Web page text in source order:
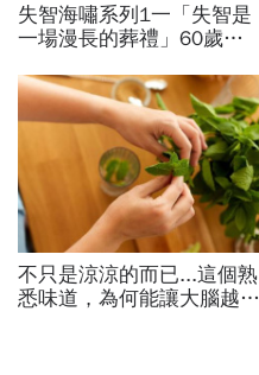
失智海嘯系列1一「失智是
一場漫長的葬禮」60歲退
補家庭關係的最後拼圖
不只是涼涼的而已...這個熟
悉味道，為何能讓大腦越聞